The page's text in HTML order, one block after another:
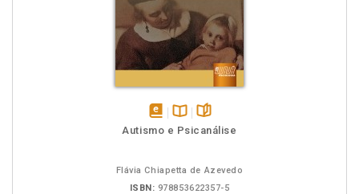
disponívelDisponível
páginas
Autismo e Psicanálise
Flávia Chiapetta de Azevedo
ISBN: 978853622357-5